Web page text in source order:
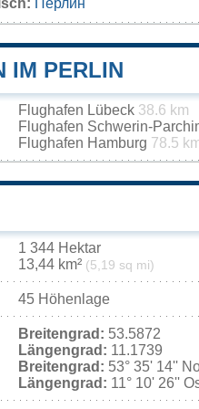
Перлин
IM PERLIN
Flughafen Lübeck 38.6 km
Flughafen Schwerin-
Flughafen Hamburg 78.5
1 344 Hektar
13,44 km² (5,19 sq mi)
45 Höhenlage
Breitengrad: 53.5872
Längengrad: 11.1739
Breitengrad: 53° 35' 14''
Längengrad: 11° 10' 26''